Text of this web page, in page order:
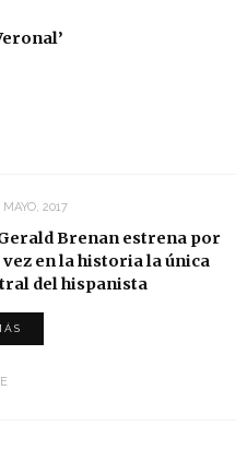
MAYO, 2017
Brenan estrena por
en la historia la única
del hispanista